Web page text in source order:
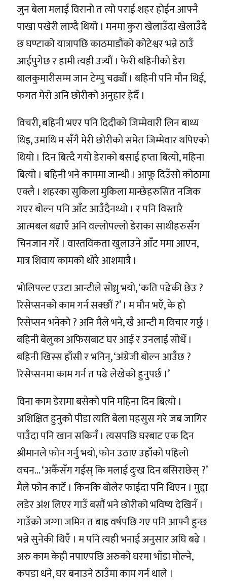
जुन बेला मलाई विरानो त त्यो पराई शहर होईन आफ्नै
पाखा पखेरी लाग्दै थियो । मनमा कुरा खेलाउँदा खेलाउँदै
छ घण्टाको यात्रापछि काठमाडौंको कोटेश्वर भन्ने ठाउँ
आईपुगेछ र हामी त्यही उत्र्यौं । फेरी बहिनीको डेरा
बालकुमारीसम्म जान टेम्पु चढ्यौं । बहिनी पनि मौन थिई,
फगत मेरो अनि छोरीको अनुहार हेर्दै ।
विचरी, बहिनी भएर पनि दिदीको जिम्मेवारी लिन बाध्य
थिइ, उमाथि म सँगै मेरी छोरीको समेत जिम्मेवार थपिएको
थियो । दिन बित्दै गयो डेराको बसाई हप्ता बित्यो, महिना
बित्यो । बहिनी भने काममा जान्थी । आफू दिउँसो कोठामा
एक्लै । शहरका सुकिला मुकिला मान्छेहरुसित नजिक
गएर बोल्न पनि आँट आउँदैनथ्यो । र पनि विस्तारै
आत्मबल बढाएँ अनि वल्लोपल्लो डेराका साथीहरुसँग
चिनजान गरेँ । वास्तविकता खुलाउने आँट ममा आएन,
मात्र शिवाय कामको थोरै आशमात्रै ।
भोलिपल्ट एउटा आन्टीले सोध्नु भयो, ‘कति पढेकी छेउ ?
रिसेप्सनको काम गर्न सक्छौं ?’ । म मौन भएँ, के हो
रिसेप्सन भनेको ? अनि मैले भने, खै आन्टी म विचार गर्छु ।
बहिनी बेलुका अफिसबाट घर आई र उनलाई सोधेँ ।
बहिनी खिस्स हाँसी र भनिन्, ‘अंग्रेजी बोल्न आउँछ ?
रिसेप्सनमा काम गर्न त पढे लेखेको हुनुपर्छ ।’
विना काम डेरामा बसेको पनि महिना दिन बित्यो ।
अशिक्षित हुनुको पीडा त्यति बेला महसुस गरे जब जागिर
पाउँदा पनि खान सकिनँ । त्यसपछि घरबाट एक दिन
श्रीमानले फोन गर्नु भयो, फोन उठाए उहाँको पहिलो
वचन… ‘अर्कैसँग गईस् कि मलाई दुःख दिन बसिराछेस् ?’
मैले फोन काटेँ । किनकि बोलेर फाईदा पनि थिएन । मुद्दा
लडेर अंश लिएर गाउँ बसौं भने छोरीको भविष्य देखिनँ ।
गाउँको जग्गा जमिन त बाह्र वर्षपछि गए पनि आफ्नै हुन्छ
भन्ने सुनेकी थिएँ । म पनि त्यही भनाई अनुसार अघि बढे ।
अरु काम केही नपाएपछि अरुको घरमा भाँडा मोल्ने,
कपडा धने, घर बनाउने ठाउँमा काम गर्न थाले ।